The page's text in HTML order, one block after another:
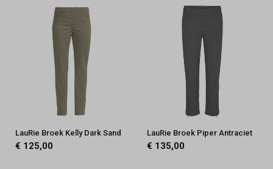
LauRie Broek Kelly Dark Sand
€ 125,00
LauRie Broek Piper Antraciet
€ 135,00